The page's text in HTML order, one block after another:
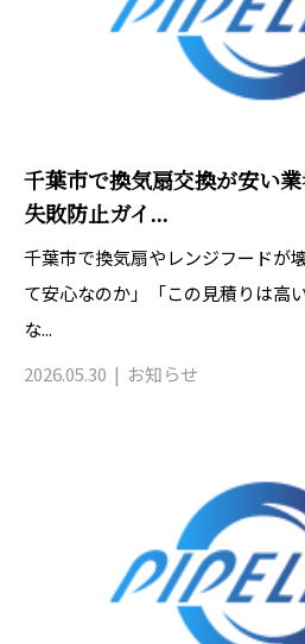
千葉市で換気扇交換が安い業
失敗防止ガイ...
千葉市で換気扇やレンジフードが
て安心なのか」「この見積りは高
な...
2026.05.30
お知らせ